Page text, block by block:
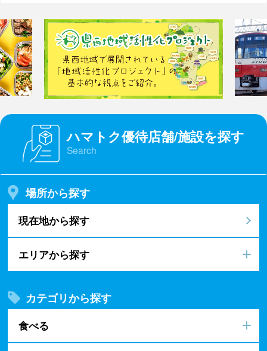
ハマトク優待店舗/施設を探す
Search
場所から探す
現在地から探す
エリアから探す
カテゴリから探す
食べる